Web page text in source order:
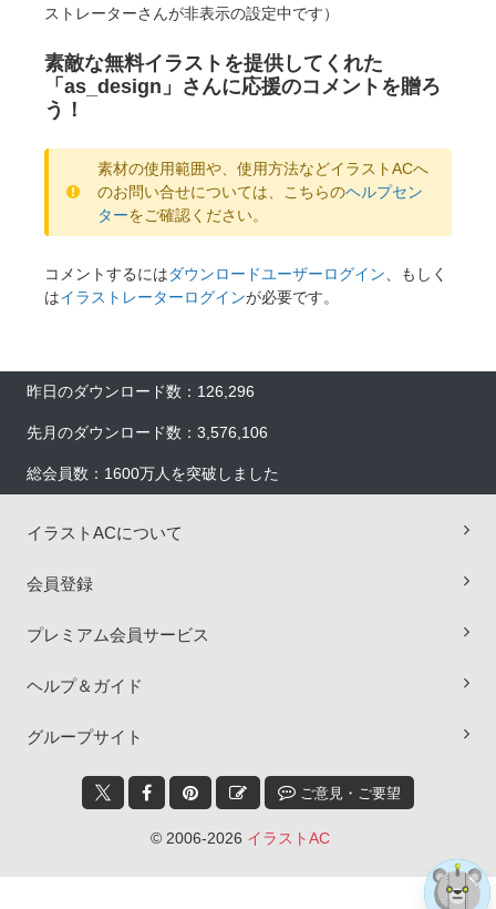
ストレーターさんが非表示の設定中です）
素敵な無料イラストを提供してくれた
「as_design」さんに応援のコメントを贈ろ
う！
素材の使用範囲や、使用方法などイラストACへ
のお問い合せについては、こちらのヘルプセン
ターをご確認ください。
コメントするにはダウンロードユーザーログイン 、もしく
はイラストレーターログインが必要です。
昨日のダウンロード数：126,296
先月のダウンロード数：3,576,106
総会員数：1600万人を突破しました
イラストACについて
会員登録
プレミアム会員サービス
ヘルプ＆ガイド
グループサイト
ご意見・ご要望
© 2006-2026 イラストAC